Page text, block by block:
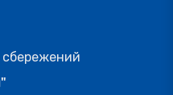
сбережений